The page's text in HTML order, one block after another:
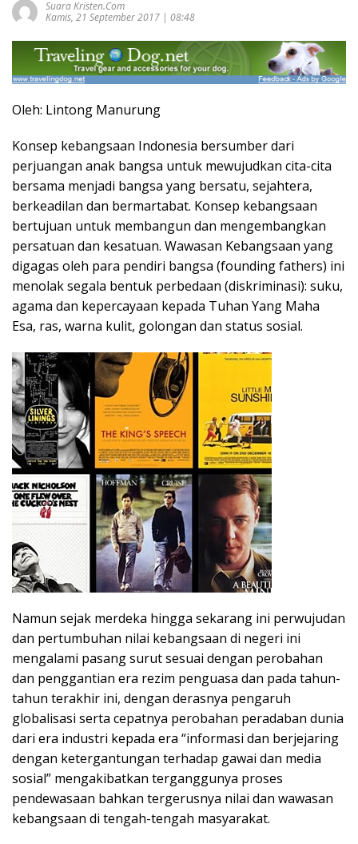
Suara Kristen.com
Kamis, 21 September 2017 | 08:48
Oleh: Lintong Manurung
Konsep kebangsaan Indonesia bersumber dari
perjuangan anak bangsa untuk mewujudkan cita-cita
bersama menjadi bangsa yang bersatu, sejahtera,
berkeadilan dan bermartabat. Konsep kebangsaan
bertujuan untuk membangun dan mengembangkan
persatuan dan kesatuan. Wawasan Kebangsaan yang
digagas oleh para pendiri bangsa (founding fathers) ini
menolak segala bentuk perbedaan (diskriminasi): suku,
agama dan kepercayaan kepada Tuhan Yang Maha
Esa, ras, warna kulit, golongan dan status sosial.
Namun sejak merdeka hingga sekarang ini perwujudan
dan pertumbuhan nilai kebangsaan di negeri ini
mengalami pasang surut sesuai dengan perobahan
dan penggantian era rezim penguasa dan pada tahun-
tahun terakhir ini, dengan derasnya pengaruh
globalisasi serta cepatnya perobahan peradaban dunia
dari era industri kepada era “informasi dan berjejaring
dengan ketergantungan terhadap gawai dan media
sosial” mengakibatkan terganggunya proses
pendewasaan bahkan tergerusnya nilai dan wawasan
kebangsaan di tengah-tengah masyarakat.